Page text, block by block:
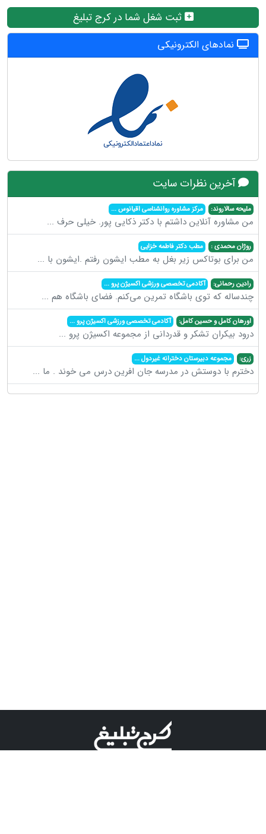
ثبت شغل شما در کرج تبلیغ
نمادهای الکترونیکی
آخرین نظرات سایت
ملیحه سالاروند: مرکز مشاوره روانشناسی اقیانوس...
من مشاوره آنلاین داشتم با دکتر ذکایی پور. خیلی حرف ...
روژان محمدی : مطب دکتر فاطمه خزایی
من برای بوتاکس زیر بغل به مطب ایشون رفتم .ایشون با ...
رادین رحمانی: آکادمی تخصصی ورزشی اکسیژن پرو...
چندساله که توی باشگاه تمرین می‌کنم. فضای باشگاه هم ...
اورهان کامل و حسین کامل: آکادمی تخصصی ورزشی اکسیژن پرو...
درود بیکران تشکر و قدردانی از مجموعه اکسیژن پرو ...
زری: مجموعه دبیرستان دخترانه غیردول...
دخترم با دوستش در مدرسه جان افرین درس می خوند . ما ...